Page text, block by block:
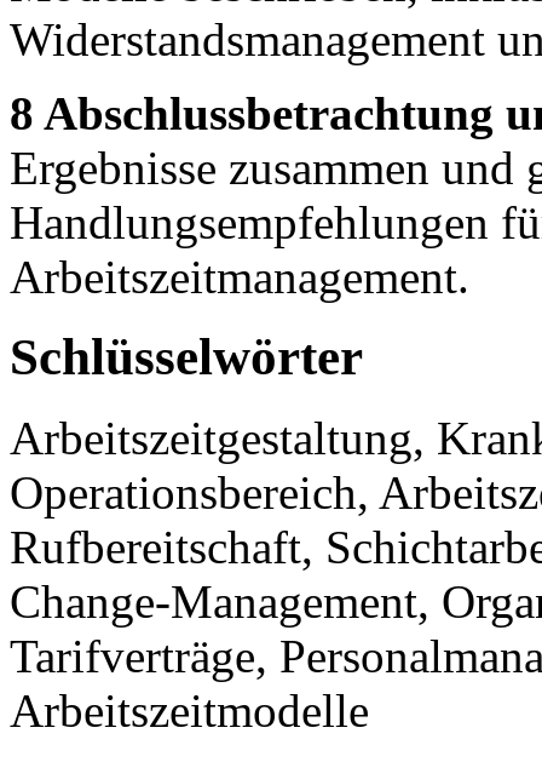
Widerstandsmanagement
8 Abschlussbetrachtung
Ergebnisse zusammen
Handlungsempfehlungen
Arbeitszeitmanagement.
Schlüsselwörter
Arbeitszeitgestaltung,
Operationsbereich,
Rufbereitschaft,
Change-Management,
Tarifverträge,
Arbeitszeitmodelle